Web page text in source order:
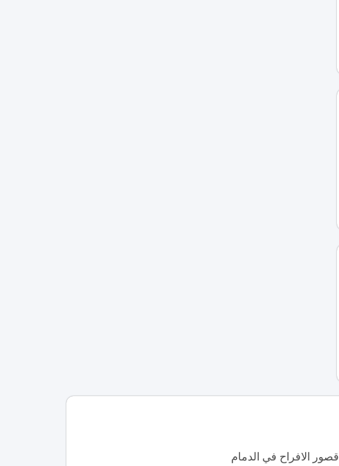
قصور الافراح في الدمام